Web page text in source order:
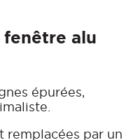
alu
épurées,
remplacées par un